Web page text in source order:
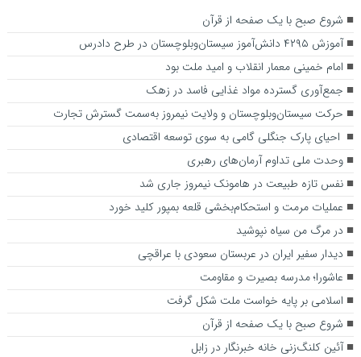
شروع صبح با یک صفحه از قرآن
آموزش ۴۲۹۵ دانش‌آموز سیستان‌وبلوچستان در طرح دادرس
امام خمینی معمار انقلاب و امید ملت بود
جمع‌آوری گسترده مواد غذایی فاسد در زهک
حرکت سیستان‌وبلوچستان و ولایت نیمروز به‌سمت گسترش تجارت
احیای پارک جنگلی گامی به سوی توسعه اقتصادی
وحدت ملی تداوم آرمان‌های رهبری
نفس تازه طبیعت در هامونک نیمروز جاری شد
عملیات مرمت و استحکام‌بخشی قلعه بمپور کلید خورد
در مرگ من سیاه نپوشید
دیدار سفیر ایران در عربستان سعودی با عراقچی
عاشورا؛ مدرسه بصیرت و مقاومت
اسلامی بر پایه خواست ملت شکل گرفت
شروع صبح با یک صفحه از قرآن
آئین کلنگ‌زنی خانه خبرنگار در زابل